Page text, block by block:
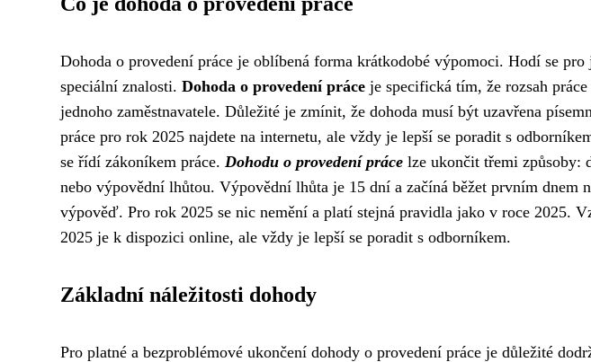
Dohoda o provedení práce je oblíbená forma krátkodobé výpomoci. Hodí se
speciální znalosti. Dohoda o provedení práce je specifická tím, že rozsah
jednoho zaměstnavatele. Důležité je zmínit, že dohoda musí být uzavřena
práce pro rok 2025 najdete na internetu, ale vždy je lepší se poradit s
se řídí zákoníkem práce. Dohodu o provedení práce lze ukončit třemi způsoby:
nebo výpovědní lhůtou. Výpovědní lhůta je 15 dní a začíná běžet prvním dnem
výpověď. Pro rok 2025 se nic nemění a platí stejná pravidla jako v roce 2025.
2025 je k dispozici online, ale vždy je lepší se poradit s odborníkem.
Základní náležitosti dohody
Pro platné a bezproblémové ukončení dohody o provedení práce je důležité